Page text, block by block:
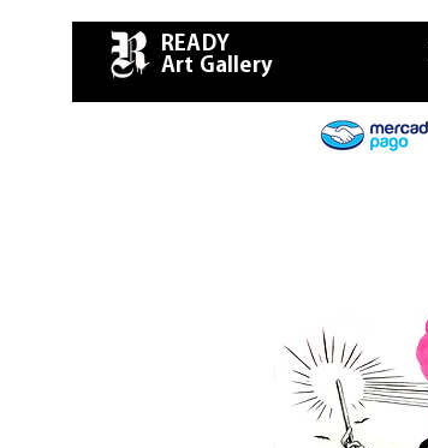
READY
Art Gallery